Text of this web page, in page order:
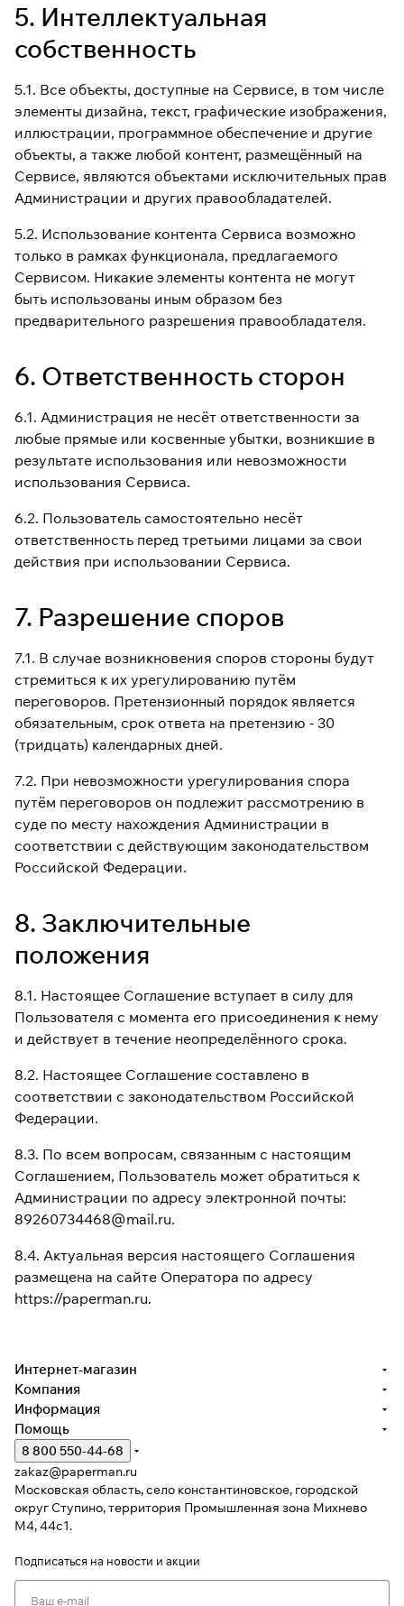
5. Интеллектуальная
собственность
5.1. Все объекты, доступные на Сервисе, в том числе
элементы дизайна, текст, графические изображения,
иллюстрации, программное обеспечение и другие
объекты, а также любой контент, размещённый на
Сервисе, являются объектами исключительных прав
Администрации и других правообладателей.
5.2. Использование контента Сервиса возможно
только в рамках функционала, предлагаемого
Сервисом. Никакие элементы контента не могут
быть использованы иным образом без
предварительного разрешения правообладателя.
6. Ответственность сторон
6.1. Администрация не несёт ответственности за
любые прямые или косвенные убытки, возникшие в
результате использования или невозможности
использования Сервиса.
6.2. Пользователь самостоятельно несёт
ответственность перед третьими лицами за свои
действия при использовании Сервиса.
7. Разрешение споров
7.1. В случае возникновения споров стороны будут
стремиться к их урегулированию путём
переговоров. Претензионный порядок является
обязательным, срок ответа на претензию - 30
(тридцать) календарных дней.
7.2. При невозможности урегулирования спора
путём переговоров он подлежит рассмотрению в
суде по месту нахождения Администрации в
соответствии с действующим законодательством
Российской Федерации.
8. Заключительные
положения
8.1. Настоящее Соглашение вступает в силу для
Пользователя с момента его присоединения к нему
и действует в течение неопределённого срока.
8.2. Настоящее Соглашение составлено в
соответствии с законодательством Российской
Федерации.
8.3. По всем вопросам, связанным с настоящим
Соглашением, Пользователь может обратиться к
Администрации по адресу электронной почты:
89260734468@mail.ru.
8.4. Актуальная версия настоящего Соглашения
размещена на сайте Оператора по адресу
https://paperman.ru.
Интернет-магазин
Компания
Информация
Помощь
8 800 550-44-68
zakaz@paperman.ru
Московская область, село константиновское, городской
округ Ступино, территория Промышленная зона Михнево
М4, 44с1.
Подписаться на новости и акции